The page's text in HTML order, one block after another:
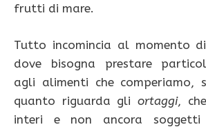
frutti di mare.
Tutto incomincia al momento
dove bisogna prestare
agli alimenti che comperiamo,
quanto riguarda gli ortaggi,
interi e non ancora